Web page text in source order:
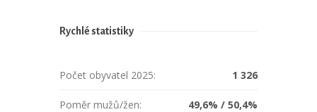
Rychlé statistiky
Počet obyvatel 2025: 1 326
Poměr mužů/žen: 49,6% / 50,4%